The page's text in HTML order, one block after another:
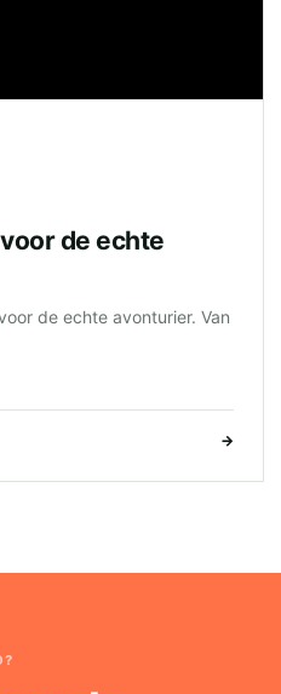
de echte
de echte avonturier. Van
→